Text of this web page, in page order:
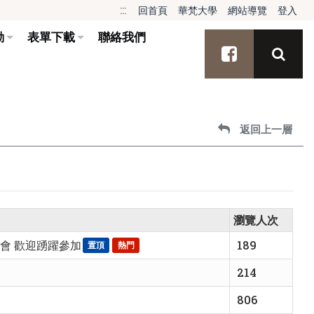
::: 回首頁 華梵大學 網站導覽 登入
表單下載 聯絡我們
facebook
搜尋
返回上一層
瀏覽人次
歡迎踴躍參加
置頂 熱門
189
214
806